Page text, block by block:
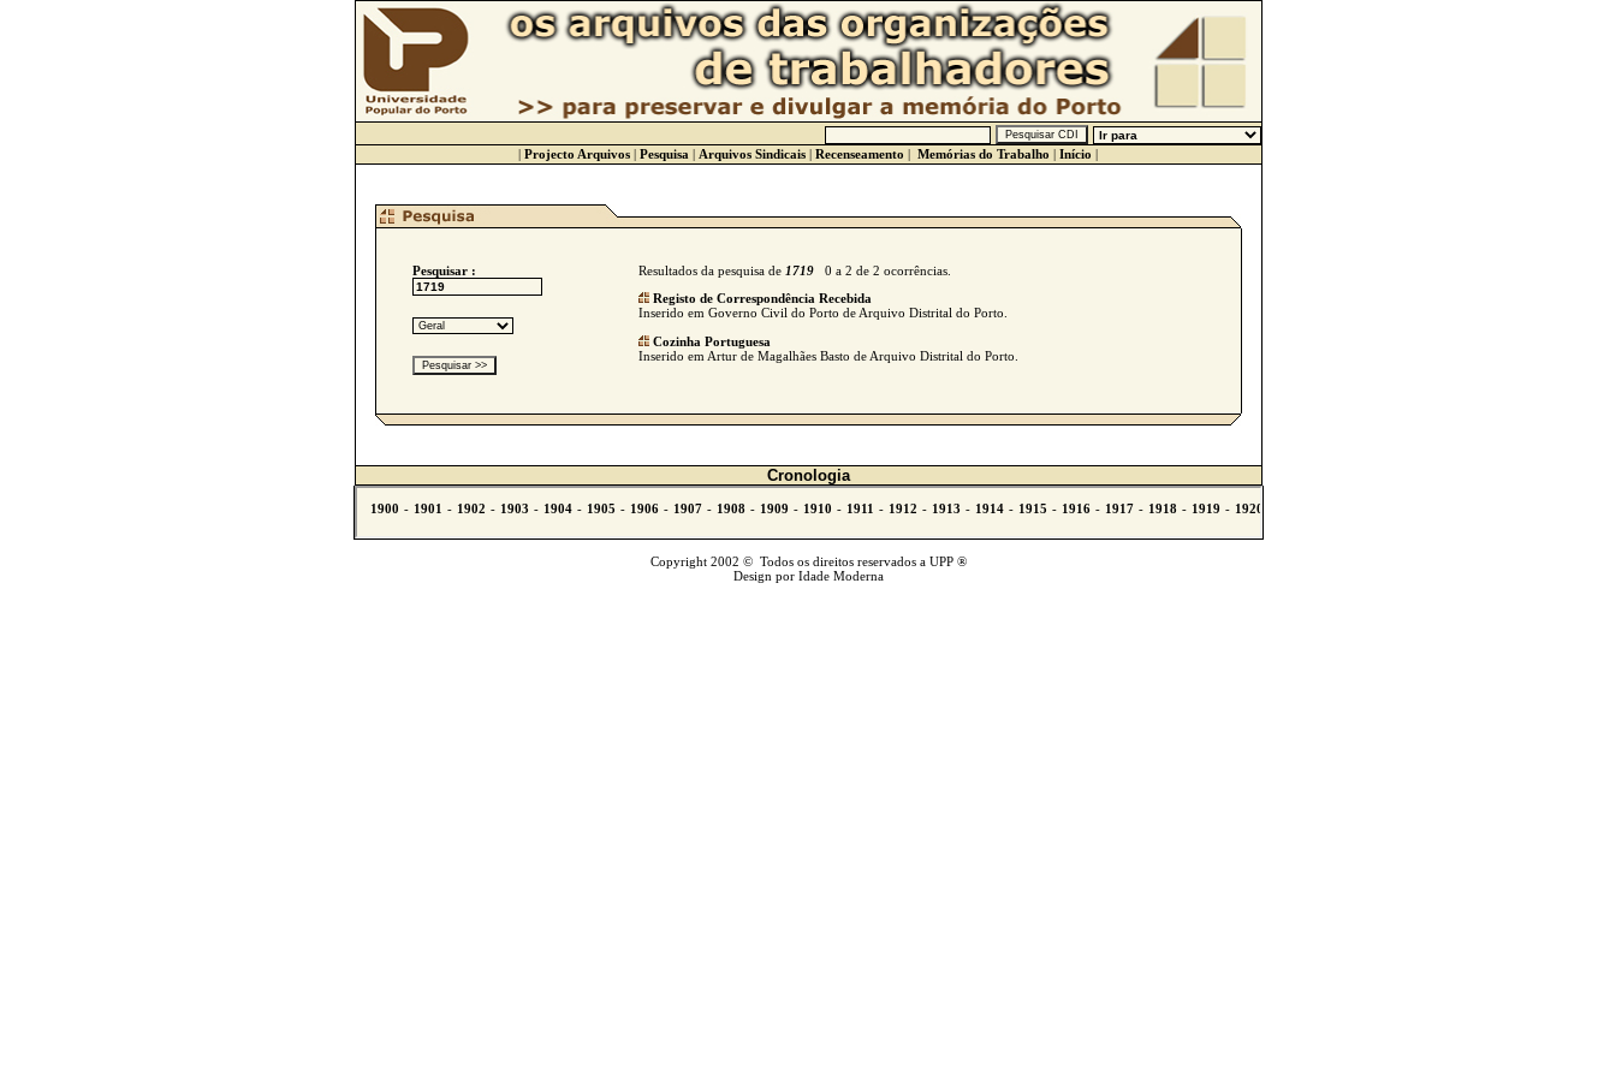
| Projecto Arquivos | Pesquisa | Arquivos Sindicais | Recenseamento | Memórias do Trabalho | Início |
Pesquisar : Resultados da pesquisa de 17190 a 2 de 2 ocorrências.
Registo de Correspondência Recebida
Inserido em Governo Civil do Porto de Arquivo Distrital do Porto.
Cozinha Portuguesa
Inserido em Artur de Magalhães Basto de Arquivo Distrital do Porto.
Cronologia
Copyright 2002 © Todos os direitos reservados a UPP ®
Design por Idade Moderna